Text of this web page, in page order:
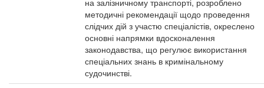
на залізничному транспорті, розроблено
методичні рекомендації щодо проведення
слідчих дій з участю спеціалістів, окреслено
основні напрямки вдосконалення
законодавства, що регулює використання
спеціальних знань в кримінальному
судочинстві.